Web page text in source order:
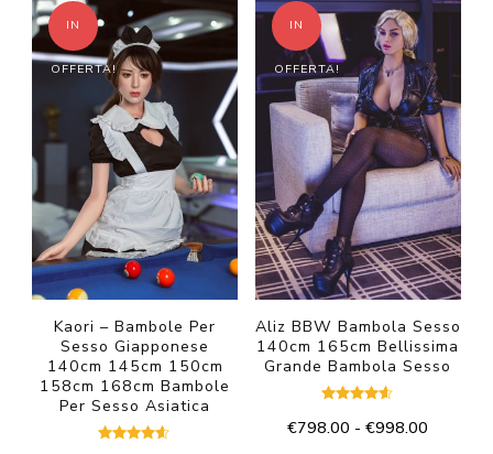
IN
OFFERTA!
Kaori – Bambole Per
Sesso Giapponese
140cm 145cm 150cm
158cm 168cm Bambole
Per Sesso Asiatica
IN
OFFERTA!
Aliz BBW Bambola Sesso
140cm 165cm Bellissima
Grande Bambola Sesso
4.50
€798.00 - €998.00